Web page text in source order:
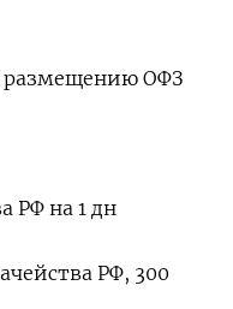
ОФЗ
РФ на 1 дн
РФ, 300